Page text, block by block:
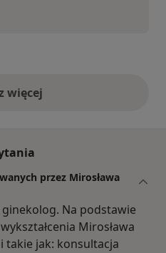
więcej
opinie powyżej
przez Mirosława
Na podstawie
Mirosława
takie jak: konsultacja